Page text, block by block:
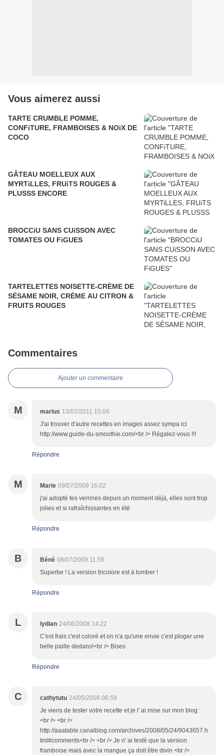
Vous aimerez aussi
TARTE CRUMBLE POMME,
CONFiTURE, FRAMBOISES & NOiX DE
COCO
GÂTEAU MOELLEUX AUX
MYRTiLLES, FRUiTS ROUGES &
PLUSSS ENCORE
BROCCiU SANS CUiSSON AVEC
TOMATES OU FiGUES
TARTELETTES NOISETTE-CRÈME DE
SÉSAME NOIR, CRÈME AU CITRON &
FRUITS ROUGES
Commentaires
Ajouter un commentaire
M marius 13/02/2011 15:06
J'ai trouver d'autre recettes en images assez sympa ici
http://www.guide-du-smoothie.com/<br /> Régalez-vous !!!
Répondre
M Marie 09/07/2009 16:02
j'ai adopté tes verrines depuis un moment déjà, elles sont trop
jolies et si rafraîchissantes en été
Répondre
B Béné 08/07/2009 11:56
Superbe ! La version tricolore est à tomber !
Répondre
L lydian 24/06/2008 14:22
C'est frais c'est coloré et on n'a qu'une envie c'est ploger une
belle paille dedans!<br /> Bises
Répondre
C cathytutu 24/05/2008 06:59
Je viens de tester votre recette et je l' ai mise sur mon blog :
<br /> <br />
http://aaatable.canalblog.com/archives/2008/05/24/9043657.h
tml#comments<br /> <br /> Je n' ai testé que la version
framboise mais avec la mangue ça doit être divin.<br />